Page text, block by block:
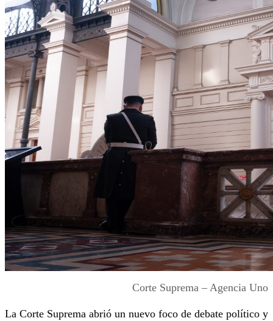
Corte Suprema – Agencia Uno
La Corte Suprema abrió un nuevo foco de debate político y